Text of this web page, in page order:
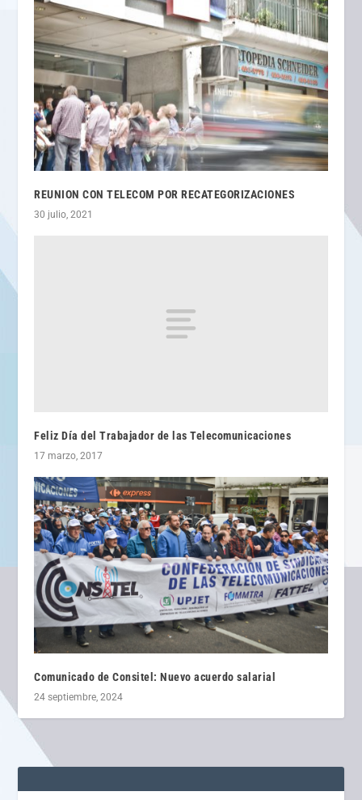
REUNION CON TELECOM POR RECATEGORIZACIONES
30 julio, 2021
Feliz Día del Trabajador de las Telecomunicaciones
17 marzo, 2017
Comunicado de Consitel: Nuevo acuerdo salarial
24 septiembre, 2024